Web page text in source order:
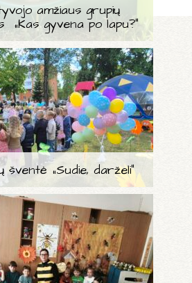
amžiaus grupių
„Kas gyvena po lapu?“
šventė „Sudie, darželi“